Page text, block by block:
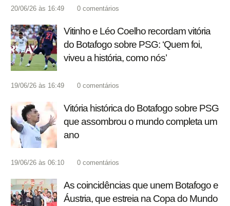
20/06/26 às 16:49 0 comentários
Vitinho e Léo Coelho recordam vitória
do Botafogo sobre PSG: ‘Quem foi,
viveu a história, como nós’
19/06/26 às 16:49 0 comentários
Vitória histórica do Botafogo sobre PSG
que assombrou o mundo completa um
ano
19/06/26 às 06:10 0 comentários
As coincidências que unem Botafogo e
Áustria, que estreia na Copa do Mundo